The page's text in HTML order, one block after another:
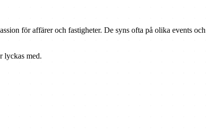
för affärer och fastigheter. De syns ofta på olika events och
lyckas med.